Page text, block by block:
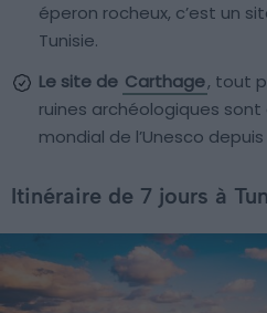
éperon rocheux, c’est un
Tunisie.
Le site de Carthage, tout
ruines archéologiques
mondial de l’Unesco depuis
Itinéraire de 7 jours à